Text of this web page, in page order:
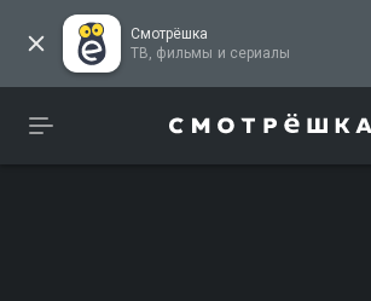
Смотрёшка
ТВ, фильмы и сериалы